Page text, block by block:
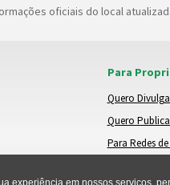
oficiais do local
Para
Quero
Quero
Para Redes
experiência em nossos serviços,